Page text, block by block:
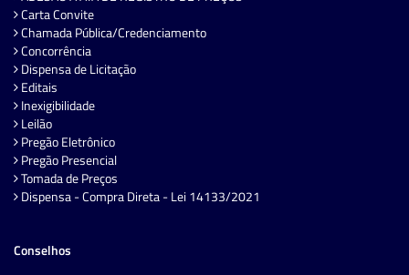
Carta Convite
Chamada Pública/Credenciamento
Concorrência
Dispensa de Licitação
Editais
Inexigibilidade
Leilão
Pregão Eletrônico
Pregão Presencial
Tomada de Preços
Dispensa - Compra Direta - Lei 14133/2021
Conselhos